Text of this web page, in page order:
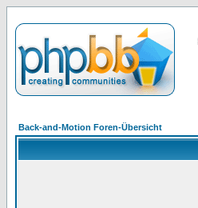
Back-and-Motion Foren-Übersicht